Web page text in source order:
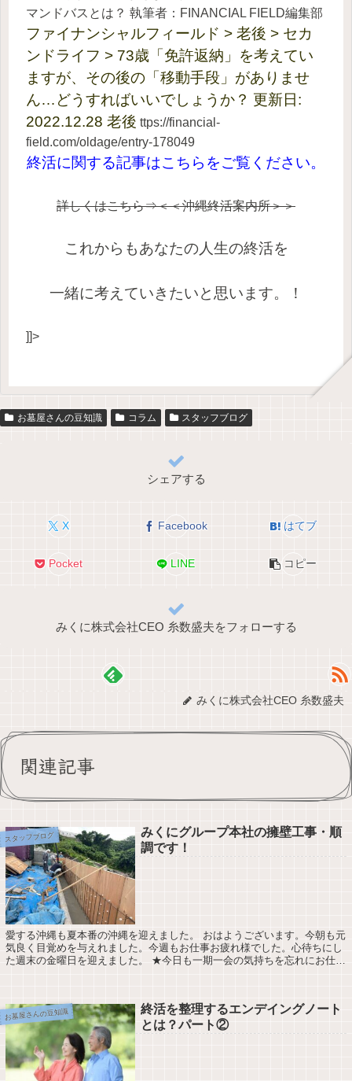
マンドバスとは？ 執筆者：FINANCIAL FIELD編集部
ファイナンシャルフィールド > 老後 > セカ
ンドライフ > 73歳「免許返納」を考えてい
ますが、その後の「移動手段」がありませ
ん…どうすればいいでしょうか？ 更新日:
2022.12.28 老後 ttps://financial-
field.com/oldage/entry-178049
終活に関する記事はこちらをご覧ください。
詳しくはこちら⇒＜＜沖縄終活案内所＞＞
これからもあなたの人生の終活を
一緒に考えていきたいと思います。！
]]>
お墓屋さんの豆知識 コラム スタッフブログ
シェアする
X Facebook はてブ
Pocket LINE コピー
みくに株式会社CEO 糸数盛夫をフォローする
みくに株式会社CEO 糸数盛夫
関連記事
スタッフブログ
みくにグループ本社の擁壁工事・順
調です！
愛する沖縄も夏本番の沖縄を迎えました。 おはようございます。今朝も元
気良く目覚めを与えれました。今週もお仕事お疲れ様でした。心待ちにし
た週末の金曜日を迎えました。 ★今日も一期一会の気持ちを忘れにお仕事
お墓屋さんの豆知識
終活を整理するエンデイングノート
とは？パート②